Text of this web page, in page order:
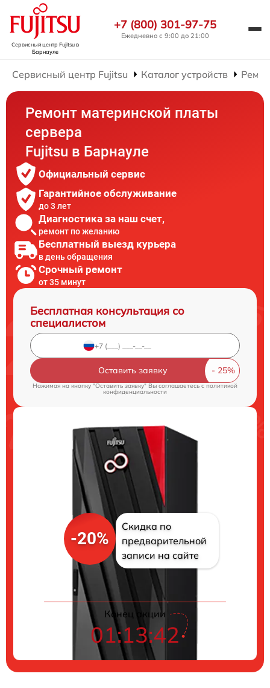
Сервисный центр Fujitsuв
Барнауле
+7 (800) 301-97-75
Ежедневно с 9:00 до 21:00
Сервисный центр Fujitsu Каталог устройств
Ремонт материнской платы
сервера
Fujitsu в Барнауле
Официальный сервис
Гарантийное обслуживание
до 3 лет
Диагностика за наш счет,
ремонт по желанию
Бесплатный выезд курьера
в день обращения
Срочный ремонт
от 35 минут
Бесплатная консультация со
специалистом
Оставить заявку
Нажимая на кнопку "Оставить заявку" Вы соглашаетесь cполитикой
конфиденциальности
-20%
Скидка по
предварительной
записи на сайте
Конец акции
01:13:41